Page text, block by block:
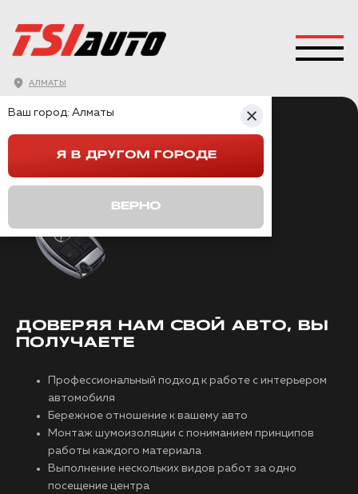
АЛМАТЫ
ТОПОВАЯ
ОБЕСШУМКА
ДОВЕРЯЯ НАМ СВОЙ АВТО, ВЫ
ПОЛУЧАЕТЕ
Профессиональный подход к работе с интерьером
автомобиля
Бережное отношение к вашему авто
Монтаж шумоизоляции с пониманием принципов
работы каждого материала
Выполнение нескольких видов работ за одно
посещение центра
Ваш город: Алматы
Я В ДРУГОМ ГОРОДЕ
ВЕРНО